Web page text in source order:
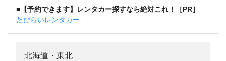
■【予約できます】レンタカー探すなら絶対これ！［PR］
たびらいレンタカー
北海道・東北